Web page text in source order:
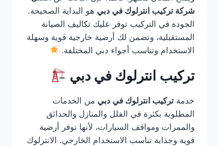
شركة تركيب انترلوك في دبي هو البداية الصحيحة.
الجودة في التركيب توفر عليك تكاليف الصيانة
المستقبلية، وتضمن لك أرضية خارجية قوية وسهلة
الاستخدام وتناسب أجواء دبي المختلفة.
تركيب انترلوك في دبي
خدمة تركيب انترلوك في دبي من الخدمات
المطلوبة بكثرة في الفلل والمنازل والحدائق
والممرات ومواقف السيارات، لأنها توفر أرضية
قوية وجذابة تناسب الاستخدام الخارجي. الانترلوك